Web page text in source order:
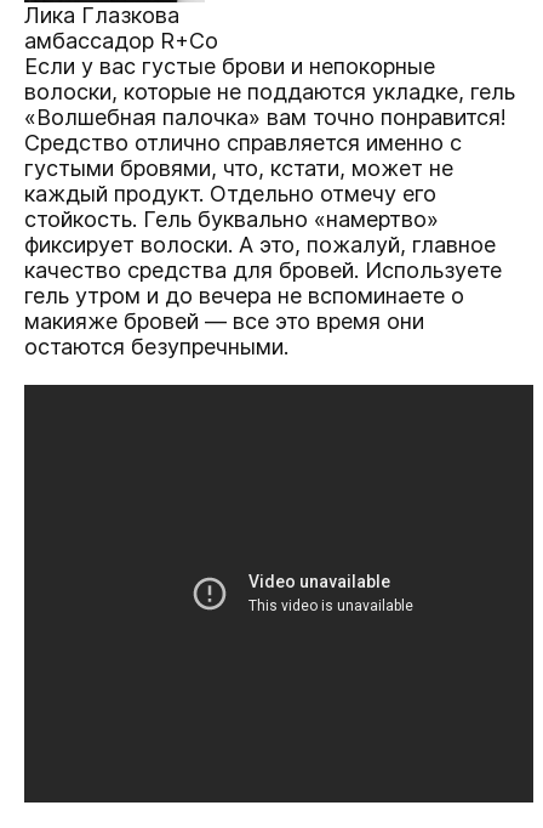
Лика Глазкова
амбассадор R+Co
Если у вас густые брови и непокорные
волоски, которые не поддаются укладке, гель
«Волшебная палочка» вам точно понравится!
Средство отлично справляется именно с
густыми бровями, что, кстати, может не
каждый продукт. Отдельно отмечу его
стойкость. Гель буквально «намертво»
фиксирует волоски. А это, пожалуй, главное
качество средства для бровей. Используете
гель утром и до вечера не вспоминаете о
макияже бровей — все это время они
остаются безупречными.